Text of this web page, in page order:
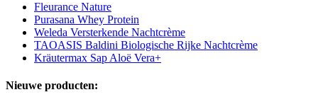
Fleurance Nature
Purasana Whey Protein
Weleda Versterkende Nachtcrème
TAOASIS Baldini Biologische Rijke Nachtcrème
Kräutermax Sap Aloë Vera+
Nieuwe producten: